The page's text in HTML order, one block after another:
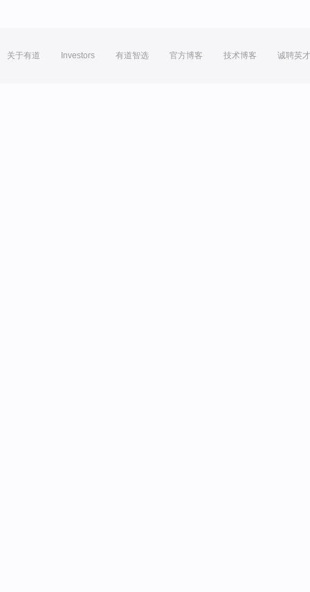
关于有道 Investors 有道智选 官方博客 技术博客 诚聘英才